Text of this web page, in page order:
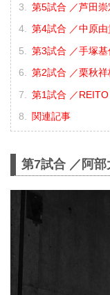
第5試合 ／芦田
第4試合 ／中原
第3試合 ／手塚
第2試合 ／栗秋祥
第1試合 ／
関連記事
第7試合 ／阿